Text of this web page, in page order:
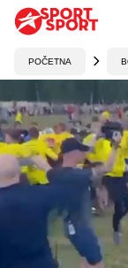
POČETNA